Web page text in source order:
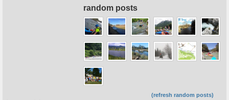
random posts
(refresh random posts)